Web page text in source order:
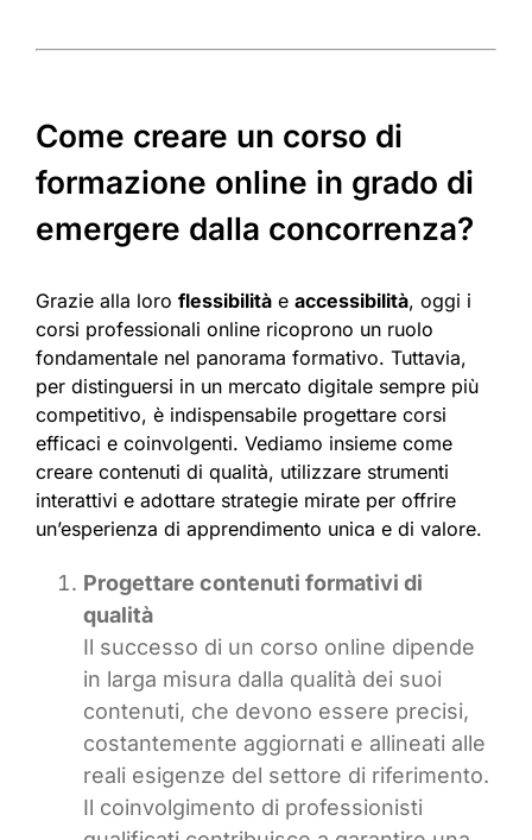
Come creare un corso di
formazione online in grado di
emergere dalla concorrenza?
Grazie alla loro flessibilità e accessibilità, oggi i
corsi professionali online ricoprono un ruolo
fondamentale nel panorama formativo. Tuttavia,
per distinguersi in un mercato digitale sempre più
competitivo, è indispensabile progettare corsi
efficaci e coinvolgenti. Vediamo insieme come
creare contenuti di qualità, utilizzare strumenti
interattivi e adottare strategie mirate per offrire
un’esperienza di apprendimento unica e di valore.
Progettare contenuti formativi di
qualità
Il successo di un corso online dipende
in larga misura dalla qualità dei suoi
contenuti, che devono essere precisi,
costantemente aggiornati e allineati alle
reali esigenze del settore di riferimento.
Il coinvolgimento di professionisti